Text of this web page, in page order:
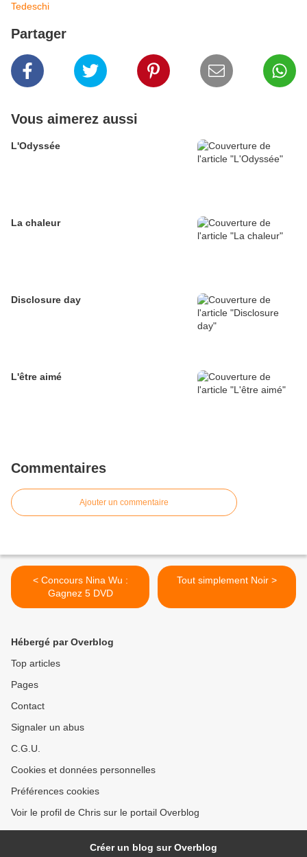
Tedeschi
Partager
Vous aimerez aussi
L'Odyssée
La chaleur
Disclosure day
L'être aimé
Commentaires
Ajouter un commentaire
< Concours Nina Wu :
Gagnez 5 DVD
Tout simplement Noir >
Hébergé par Overblog
Top articles
Pages
Contact
Signaler un abus
C.G.U.
Cookies et données personnelles
Préférences cookies
Voir le profil de Chris sur le portail Overblog
Créer un blog sur Overblog